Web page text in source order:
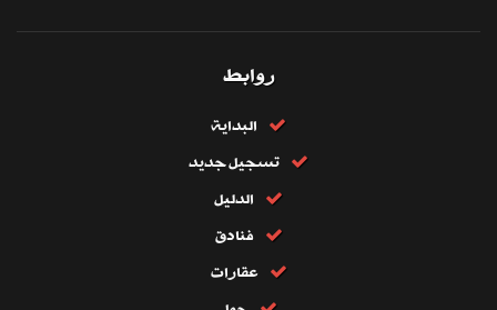
روابط
البداية
تسجيل جديد
الدليل
فنادق
عقارات